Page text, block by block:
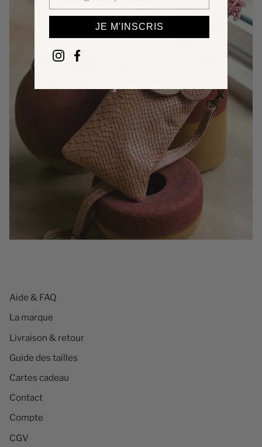
Aide & FAQ
La marque
Livraison & retour
Guide des tailles
Cartes cadeau
Contact
Compte
CGV
JE M'INSCRIS